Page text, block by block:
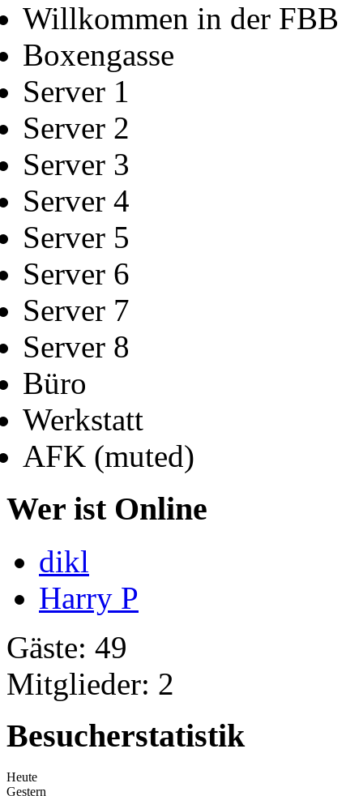
Willkommen in der FBB
Boxengasse
Server 1
Server 2
Server 3
Server 4
Server 5
Server 6
Server 7
Server 8
Büro
Werkstatt
AFK (muted)
Wer ist Online
dikl
Harry P
Gäste: 49
Mitglieder: 2
Besucherstatistik
Heute
Gestern